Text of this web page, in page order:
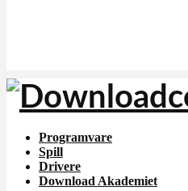
Programvare
Spill
Drivere
Download Akademiet